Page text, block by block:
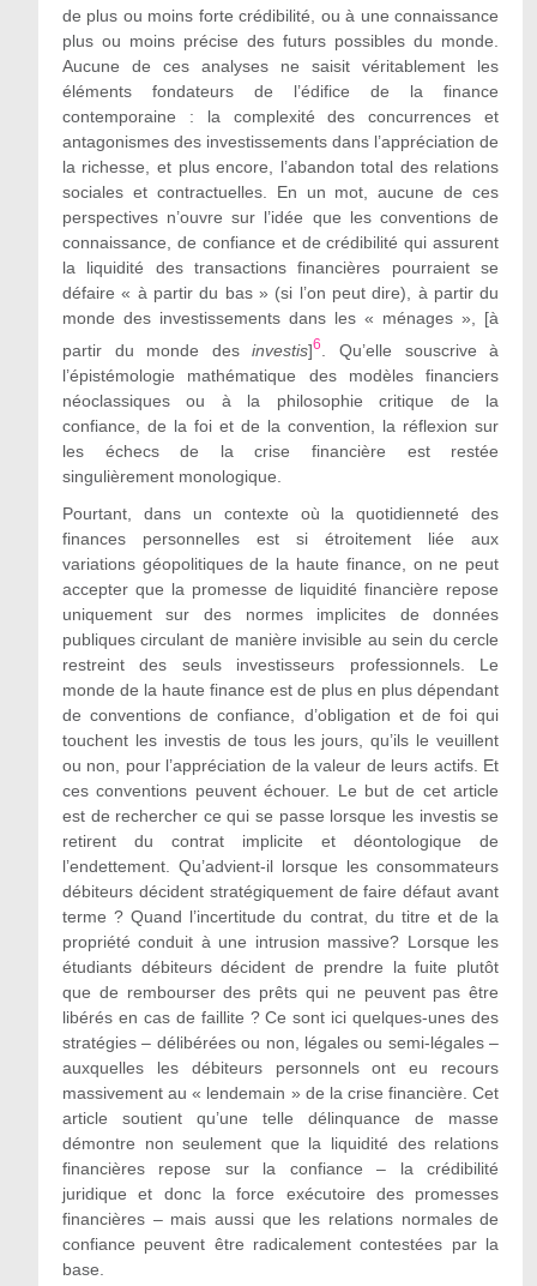
de plus ou moins forte crédibilité, ouà une connaissance
plus ou moins précise des futurs possibles du monde.
Aucune de ces analyses ne saisit véritablement les
éléments fondateurs de l’édifice de la finance
contemporaine : la complexité des concurrences et
antagonismes des investissements dans l’appréciation de
la richesse, et plus encore, l’abandon total des relations
sociales et contractuelles. En un mot, aucune de ces
perspectives n’ouvre sur l’idée que les conventions de
connaissance, de confiance et de crédibilité qui assurent
la liquidité des transactions financières pourraient se
défaire« à partir du bas » (si l’on peut dire), à partirdu
monde des investissements dans les« ménages», [à
partir du monde desinvestis]6
. Qu’elle souscrive à
l’épistémologie mathématique des modèles financiers
néoclassiques ou à la philosophie critique de la
confiance, de la foi et de la convention, la réflexion sur
les échecs de la crise financière est restée
singulièrement monologique.
Pourtant, dans un contexte où la quotidienneté des
finances personnelles est si étroitement liée aux
variations géopolitiques de la haute finance, on ne peut
accepter que la promesse de liquidité financière repose
uniquement sur des normes implicites de données
publiques circulant de manière invisible au sein du cercle
restreint des seuls investisseurs professionnels. Le
monde de la haute finance est de plus en plus dépendant
de conventions de confiance, d’obligation et de foi qui
touchent les investis de tous les jours, qu’ils le veuillent
ou non, pour l’appréciation de la valeur de leurs actifs. Et
ces conventions peuvent échouer. Le but de cet article
est de rechercher ce qui se passe lorsque les investis se
retirent du contrat implicite et déontologique de
l’endettement. Qu’advient-il lorsque les consommateurs
débiteurs décident stratégiquement de faire défaut avant
terme ? Quand l’incertitude du contrat, du titre et de la
propriété conduit à une intrusion massive? Lorsque les
étudiants débiteurs décident de prendre la fuite plutôt
que de rembourser des prêts qui ne peuvent pas être
libérés en cas de faillite ? Ce sont ici quelques-unes des
stratégies – délibérées ou non, légales ou semi-légales –
auxquelles les débiteurs personnels ont eu recours
massivement au« lendemain » de la crise financière. Cet
article soutient qu’une telle délinquance de masse
démontre non seulement que la liquidité des relations
financières repose sur la confiance – la crédibilité
juridique et donc la force exécutoire des promesses
financières – mais aussi que les relations normales de
confiance peuvent être radicalement contestées par la
base.